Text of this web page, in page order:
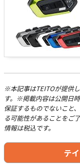
※本記事はTEITOが提供
す。※掲載内容は公開日
保証するものでないこと
る可能性があることをご
情報は税込です。
テ